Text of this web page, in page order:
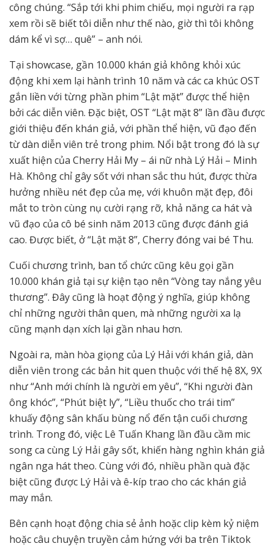
công chúng. “Sắp tới khi phim chiếu, mọi người ra rạp
xem rồi sẽ biết tôi diễn như thế nào, giờ thì tôi không
dám kể vì sợ… quê” – anh nói.
Tại showcase, gần 10.000 khán giả không khỏi xúc
động khi xem lại hành trình 10 năm và các ca khúc OST
gắn liền với từng phần phim “Lật mặt” được thể hiện
bởi các diễn viên. Đặc biệt, OST “Lật mặt 8” lần đầu được
giới thiệu đến khán giả, với phần thể hiện, vũ đạo đến
từ dàn diễn viên trẻ trong phim. Nổi bật trong đó là sự
xuất hiện của Cherry Hải My – ái nữ nhà Lý Hải – Minh
Hà. Không chỉ gây sốt với nhan sắc thu hút, được thừa
hưởng nhiều nét đẹp của mẹ, với khuôn mặt đẹp, đôi
mắt to tròn cùng nụ cười rạng rỡ, khả năng ca hát và
vũ đạo của cô bé sinh năm 2013 cũng được đánh giá
cao. Được biết, ở “Lật mặt 8”, Cherry đóng vai bé Thu.
Cuối chương trình, ban tổ chức cũng kêu gọi gần
10.000 khán giả tại sự kiện tạo nên “Vòng tay nắng yêu
thương”. Đây cũng là hoạt động ý nghĩa, giúp không
chỉ những người thân quen, mà những người xa lạ
cũng mạnh dạn xích lại gần nhau hơn.
Ngoài ra, màn hòa giọng của Lý Hải với khán giả, dàn
diễn viên trong các bản hit quen thuộc với thế hệ 8X, 9X
như “Anh mới chính là người em yêu”, “Khi người đàn
ông khóc”, “Phút biệt ly”, “Liều thuốc cho trái tim”
khuấy động sân khấu bùng nổ đến tận cuối chương
trình. Trong đó, việc Lê Tuấn Khang lần đầu cầm mic
song ca cùng Lý Hải gây sốt, khiến hàng nghìn khán giả
ngân nga hát theo. Cùng với đó, nhiều phần quà đặc
biệt cũng được Lý Hải và ê-kíp trao cho các khán giả
may mắn.
Bên cạnh hoạt động chia sẻ ảnh hoặc clip kèm kỷ niệm
hoặc câu chuyện truyền cảm hứng với ba trên Tiktok